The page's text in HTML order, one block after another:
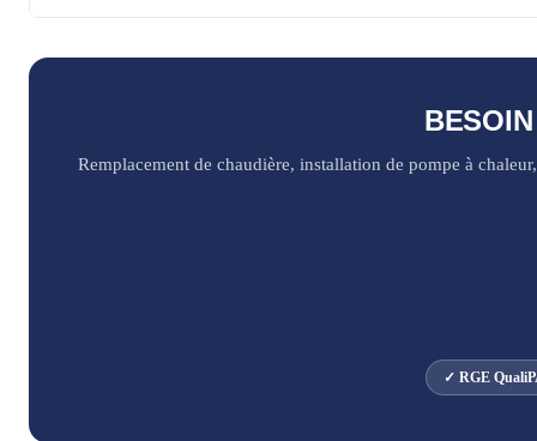
Remplacement de chaudière, installation de pompe à
✓ RGE